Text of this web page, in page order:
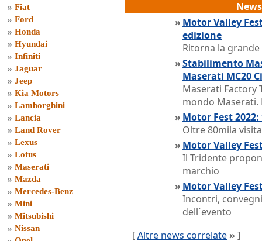
» Fiat
» Ford
» Honda
» Hyundai
» Infiniti
» Jaguar
» Jeep
» Kia Motors
» Lamborghini
» Lancia
» Land Rover
» Lexus
» Lotus
» Maserati
» Mazda
» Mercedes-Benz
» Mini
» Mitsubishi
» Nissan
» Motor Valley
edizione
Ritorna la
»Stabilimento
Maserati MC20
Maserati Factory
mondo Maserati.
» Motor Fest
Oltre 80mila
» Motor Valley
Il Tridente
marchio
» Motor Valley
Incontri,
dell´evento
[Altre news correlate » ]